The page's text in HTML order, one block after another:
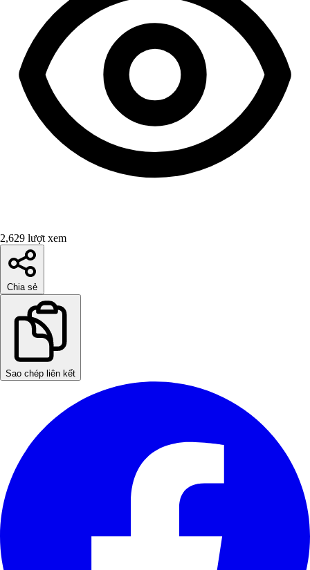
2,629 lượt xem
Chia sẻ
Sao chép liên kết